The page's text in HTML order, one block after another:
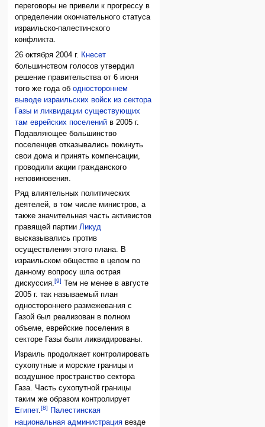
переговоры не привели к прогрессу в
определении окончательного статуса
израильско-палестинского
конфликта.
26 октября 2004 г. Кнесет
большинством голосов утвердил
решение правительства от 6 июня
того же года ободностороннем
выводе израильских войск из сектора
Газы и ликвидации существующих
там еврейских поселений в 2005 г.
Подавляющее большинство
поселенцев отказывались покинуть
свои дома и принять компенсации,
проводили акции гражданского
неповиновения.
Ряд влиятельных политических
деятелей, в том числе министров, а
также значительная часть активистов
правящей партииЛикуд
высказывались против
осуществления этого плана. В
израильском обществе в целом по
данному вопросу шла острая
дискуссия.[9]
Тем не менее в августе
2005 г. так называемый план
одностороннего размежевания с
Газой был реализован в полном
объеме, еврейские поселения в
секторе Газы были ликвидированы.
Израиль продолжает контролировать
сухопутные и морские границы и
воздушное пространство сектора
Газа. Часть сухопутной границы
таким же образом контролирует
Египет.[8]
Палестинская
национальная администрация везде